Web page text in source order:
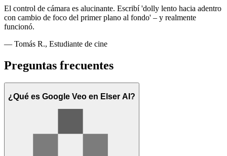
El control de cámara es alucinante. Escribí 'dolly lento hacia adentro
con cambio de foco del primer plano al fondo' – y realmente
funcionó.
— Tomás R., Estudiante de cine
Preguntas frecuentes
¿Qué es Google Veo en Elser AI?